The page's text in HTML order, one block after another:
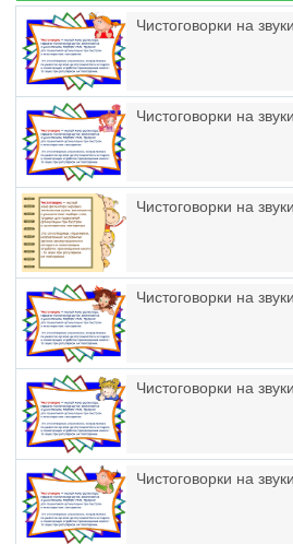
Чистоговорки на
Чистоговорки на
Чистоговорки на
Чистоговорки на
Чистоговорки на
Чистоговорки на